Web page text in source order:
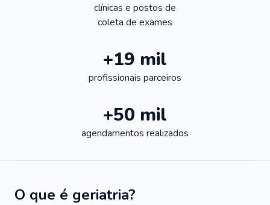
clínicas e postos de
coleta de exames
+19 mil
profissionais parceiros
+50 mil
agendamentos realizados
O que é geriatria?